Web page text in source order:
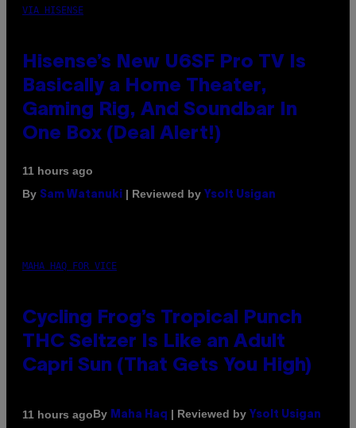
VIA HISENSE
Hisense’s New U6SF Pro TV Is
Basically a Home Theater,
Gaming Rig, And Soundbar In
One Box (Deal Alert!)
11 hours ago
By Sam Watanuki | Reviewed by Ysolt Usigan
MAHA HAQ FOR VICE
Cycling Frog’s Tropical Punch
THC Seltzer Is Like an Adult
Capri Sun (That Gets You High)
11 hours agoBy Maha Haq | Reviewed by Ysolt Usigan